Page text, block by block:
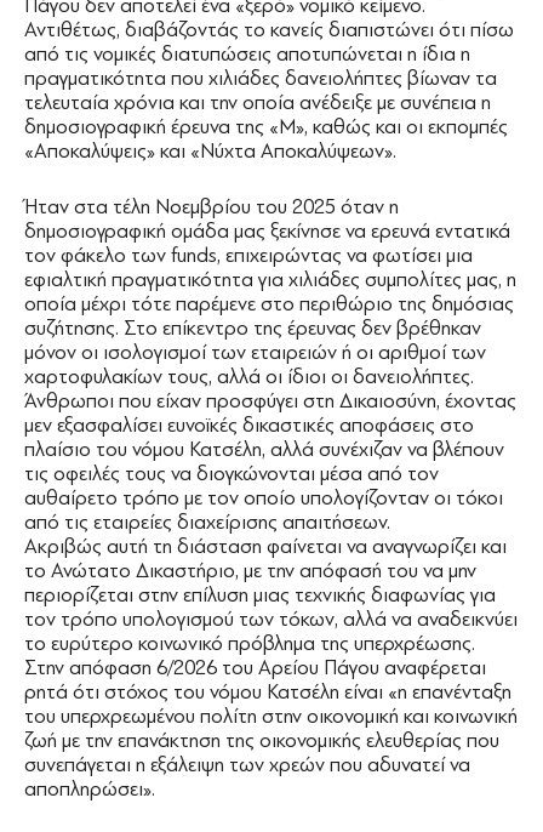
Πάγου δεν αποτελεί ένα «ξερό» νομικό κείμενο.
Αντιθέτως, διαβάζοντάς το κανείς διαπιστώνει ότι πίσω
από τις νομικές διατυπώσεις αποτυπώνεται η ίδια η
πραγματικότητα που χιλιάδες δανειολήπτες βίωναν τα
τελευταία χρόνια και την οποία ανέδειξε με συνέπεια η
δημοσιογραφική έρευνα της «Μ», καθώς και οι εκπομπές
«Αποκαλύψεις» και «Νύχτα Αποκαλύψεων».
Ήταν στα τέλη Νοεμβρίου του 2025 όταν η
δημοσιογραφική ομάδα μας ξεκίνησε να ερευνά εντατικά
τον φάκελο των funds, επιχειρώντας να φωτίσει μια
εφιαλτική πραγματικότητα για χιλιάδες συμπολίτες μας, η
οποία μέχρι τότε παρέμενε στο περιθώριο της δημόσιας
συζήτησης. Στο επίκεντρο της έρευνας δεν βρέθηκαν
μόνον οι ισολογισμοί των εταιρειών ή οι αριθμοί των
χαρτοφυλακίων τους, αλλά οι ίδιοι οι δανειολήπτες.
Άνθρωποι που είχαν προσφύγει στη Δικαιοσύνη, έχοντας
μεν εξασφαλίσει ευνοϊκές δικαστικές αποφάσεις στο
πλαίσιο του νόμου Κατσέλη, αλλά συνέχιζαν να βλέπουν
τις οφειλές τους να διογκώνονται μέσα από τον
αυθαίρετο τρόπο με τον οποίο υπολογίζονταν οι τόκοι
από τις εταιρείες διαχείρισης απαιτήσεων.
Ακριβώς αυτή τη διάσταση φαίνεται να αναγνωρίζει και
το Ανώτατο Δικαστήριο, με την απόφασή του να μην
περιορίζεται στην επίλυση μιας τεχνικής διαφωνίας για
τον τρόπο υπολογισμού των τόκων, αλλά να αναδεικνύει
το ευρύτερο κοινωνικό πρόβλημα της υπερχρέωσης.
Στην απόφαση 6/2026 του Αρείου Πάγου αναφέρεται
ρητά ότι στόχος του νόμου Κατσέλη είναι «η επανένταξη
του υπερχρεωμένου πολίτη στην οικονομική και κοινωνική
ζωή με την επανάκτηση της οικονομικής ελευθερίας που
συνεπάγεται η εξάλειψη των χρεών που αδυνατεί να
αποπληρώσει».